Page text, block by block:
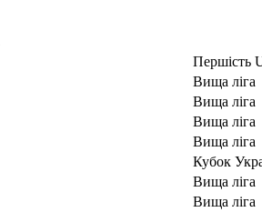
Першість
Вища ліга
Вища ліга
Вища ліга
Вища ліга
Кубок
Вища ліга
Вища ліга